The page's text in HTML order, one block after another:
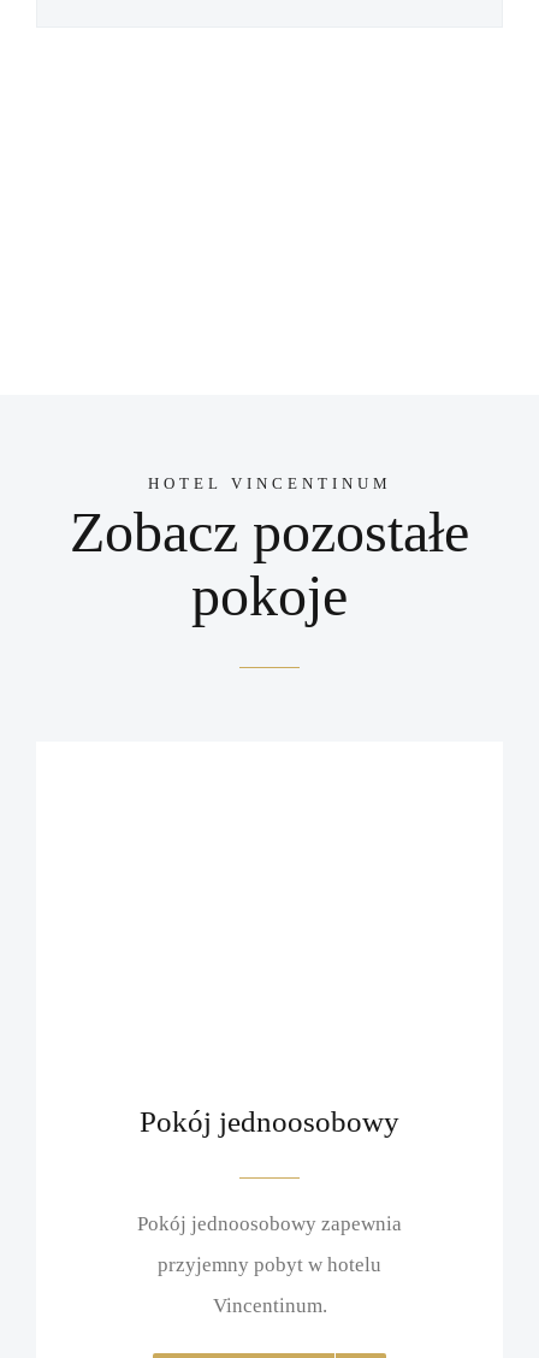
HOTEL VINCENTINUM
Zobacz pozostałe
pokoje
Pokój jednoosobowy
Pokój jednoosobowy zapewnia
przyjemny pobyt w hotelu
Vincentinum.